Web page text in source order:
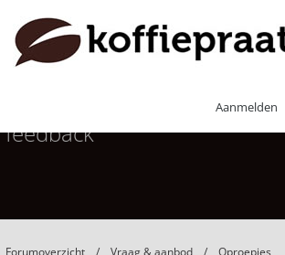
Aanmelden
Probeer Maalgraad App en
feedback
Forumoverzicht Vraag & aanbod Oproepjes